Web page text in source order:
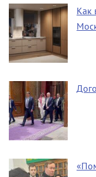
Как